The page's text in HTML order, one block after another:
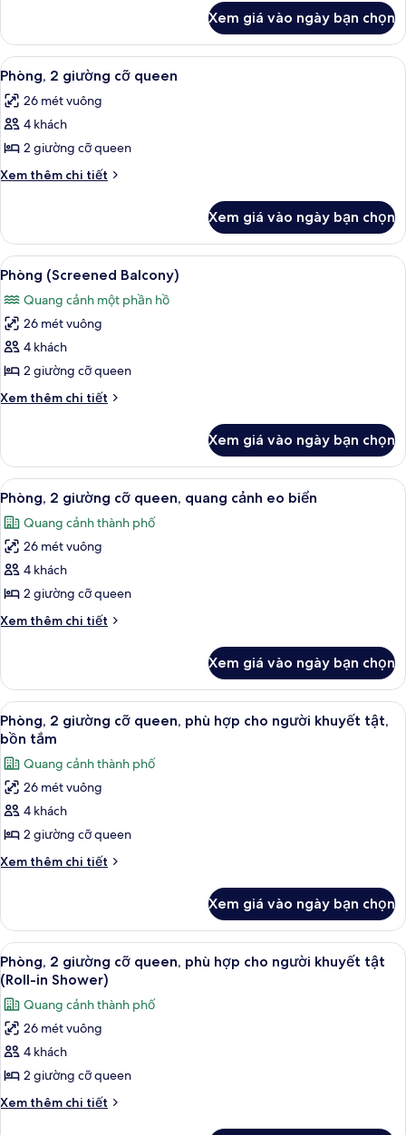
in
Shower)
king,
phù
hợp
cho
người
khuyết
tật
Phòng
Suite,
1
giường
cỡ
king,
hợp
cho
người
Xem giá vào ngày bạn chọn
Xem
tất
cả
ảnh
Phòng,
2
queen
Minibar, két bảo mật tại phòng, bàn
7
Phòng, 2 giường cỡ queen
26 mét vuông
4 khách
2 giường cỡ queen
Xem thêm chi tiết
Chi
Phòng,
giường
queen
Xem giá vào ngày bạn chọn
Xem
tất
cả
ảnh
Phòng
(Screened
Balcony)
Phòng (Screened Balcony) |
10
Phòng (Screened Balcony)
Quang cảnh một phần hồ
26 mét vuông
4 khách
2 giường cỡ queen
Xem thêm chi tiết
Chi
Phòng
(Screened
Balcony)
Xem giá vào ngày bạn chọn
Xem
tất
cả
ảnh
Phòng,
2
giường
cỡ
quang
cảnh
eo
biển
Minibar, két bảo mật tại phòng, bàn
8
Phòng, 2 giường cỡ queen, quang cảnh eo biển
Quang cảnh thành phố
26 mét vuông
4 khách
2 giường cỡ queen
Xem thêm chi tiết
Chi
Phòng,
giường
cỡ
queen,
quang
cảnh
eo
biển
Xem giá vào ngày bạn chọn
Xem
tất
cả
ảnh
Phòng,
2
giường
cỡ
hợp
cho
người
khuyết
tật,
bồn
tắm
Minibar, két bảo mật tại phòng, bàn
6
Phòng, 2 giường cỡ queen, phù hợp cho người khuyết tật,
bồn tắm
Quang cảnh thành phố
26 mét vuông
4 khách
2 giường cỡ queen
Xem thêm chi tiết
Chi
Phòng,
giường
cỡ
queen,
phù
hợp
cho
người
khuyết
bồn
Xem giá vào ngày bạn chọn
Xem
tất
cả
ảnh
Phòng,
2
giường
cỡ
Minibar, két bảo mật tại phòng, bàn
5
Phòng, 2 giường cỡ queen, phù hợp cho người khuyết tật
(Roll-in Shower)
Quang cảnh thành phố
26 mét vuông
4 khách
2 giường cỡ queen
Xem thêm chi tiết
Chi